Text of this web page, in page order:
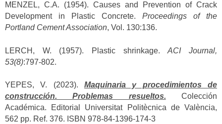
MENZEL, C.A. (1954). Causes and Prevention of Crack
Development in Plastic Concrete. Proceedings of the
Portland Cement Association, Vol. 130:136.
LERCH, W. (1957). Plastic shrinkage.ACI Journal,
53(8):797-802.
YEPES, V. (2023). Maquinaria y procedimientos de
construcción. Problemas resueltos. Colección
Académica. Editorial Universitat Politècnica de València,
562 pp. Ref. 376. ISBN 978-84-1396-174-3